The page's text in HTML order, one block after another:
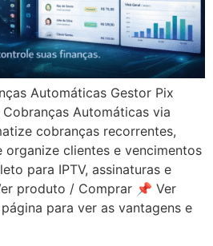
Automáticas Gestor Pix
Cobranças Automáticas via
cobranças recorrentes,
organize clientes e vencimentos
para IPTV, assinaturas e
produto / Comprar 📌 Ver
para ver as vantagens e